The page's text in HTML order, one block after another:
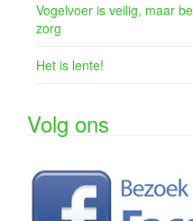
Vogelvoer is veilig, maar
zorg
Het is lente!
Volg ons